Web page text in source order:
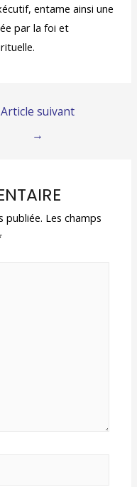
entame ainsi une
par la foi et
Article suivant
→
publiée. Les champs